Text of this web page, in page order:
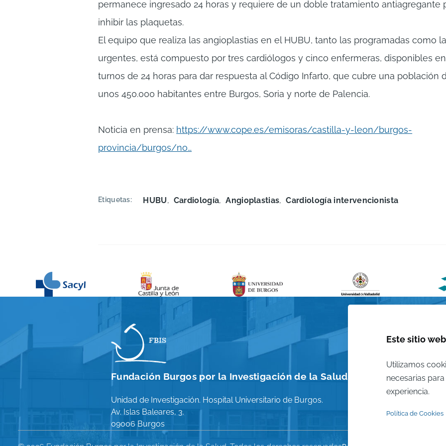
permanece ingresado 24 horas y requiere de un doble tratamiento antiagregante
inhibir las plaquetas.
El equipo que realiza las angioplastias en el HUBU, tanto las programadas como
urgentes, está compuesto por tres cardiólogos y cinco enfermeras, disponibles en
turnos de 24 horas para dar respuesta al Código Infarto, que cubre una población
unos 450.000 habitantes entre Burgos, Soria y norte de Palencia.
Noticia en prensa: https://www.cope.es/emisoras/castilla-y-leon/burgos-
provincia/burgos/no…
Etiquetas HUBU Cardiología Angioplastias Cardiología intervencionista
Fundación Burgos por la Investigación de la Salud
Unidad de Investigación. Hospital Universitario de Burgos.
Av. Islas Baleares, 3.
09006 Burgos
Este sitio
Utilizamos
necesarias
experiencia.
Política de Cookies